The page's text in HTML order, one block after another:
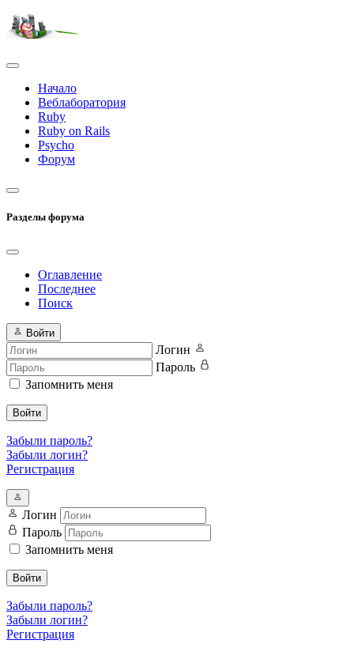
Начало
Веблаборатория
Ruby
Ruby on Rails
Psycho
Форум
Разделы форума
Оглавление
Последнее
Поиск
Войти
Логин
Пароль
Запомнить меня
Войти
Забыли пароль?
Забыли логин?
Регистрация
Логин
Пароль
Запомнить меня
Войти
Забыли пароль?
Забыли логин?
Регистрация